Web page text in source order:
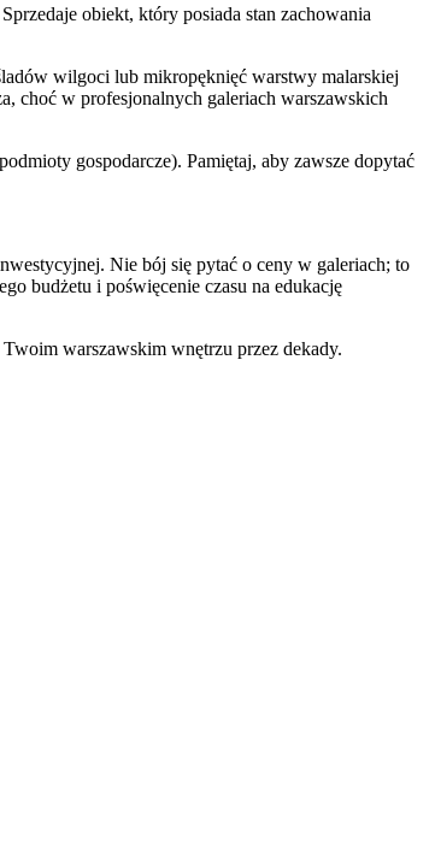
obiekt, który posiada stan zachowania
wilgoci lub mikropęknięć warstwy malarskiej
choć w profesjonalnych galeriach warszawskich
gospodarcze). Pamiętaj, aby zawsze dopytać
Nie bój się pytać o ceny w galeriach; to
budżetu i poświęcenie czasu na edukację
warszawskim wnętrzu przez dekady.